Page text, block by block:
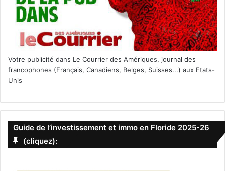
Votre publicité dans Le Courrier des Amériques, journal des
francophones (Français, Canadiens, Belges, Suisses...) aux Etats-
Unis
Guide de l’investissement et immo en Floride 2025-26
(cliquez):